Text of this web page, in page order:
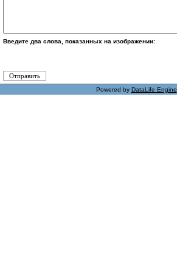
Введите два слова, показанных на изображении:
Powered by DataLife Engine